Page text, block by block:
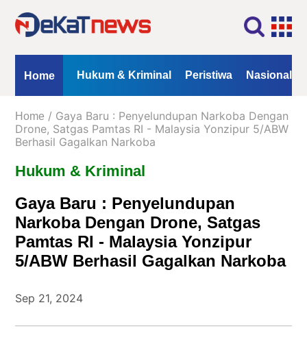
Home
Kanal
Berita
Hukum
&
Peristiwa
Nasional
Daerah
Lifestyle
Opini Hukum & Kriminal Peristiwa Nasional
Home
Home / Gaya Baru : Penyelundupan Narkoba Dengan
Drone, Satgas Pamtas RI - Malaysia Yonzipur 5/ABW
Berhasil Gagalkan Narkoba
Hukum & Kriminal
Gaya Baru : Penyelundupan
Narkoba Dengan Drone, Satgas
Pamtas RI - Malaysia Yonzipur
5/ABW Berhasil Gagalkan Narkoba
Sep 21, 2024